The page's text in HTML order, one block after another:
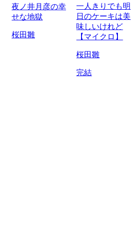
夜ノ井月彦の幸
せな地獄
桜田雛
一人きりでも明
日のケーキは美
味しいけれど
【マイクロ】
桜田雛
完結